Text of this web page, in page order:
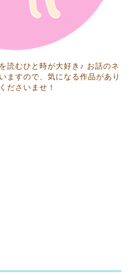
読むひと時が大好き♪ お話のネ
ますので、気になる作品があり
ださいませ！